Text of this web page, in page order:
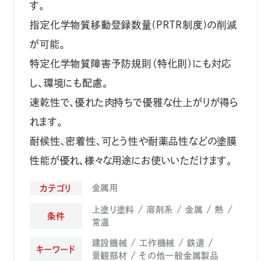
す。
指定化学物質移動登録数量(PRTR制度)の削減
が可能。
特定化学物質障害予防規則（特化則）にも対応
し、環境にも配慮。
速乾性で、優れた肉持ちで優雅な仕上がりが得ら
れます。
耐候性、密着性、可とう性や耐薬品性などの塗膜
性能が優れ、様々な用途にお使いいただけます。
カテゴリ 金属用
条件
上塗り塗料 溶剤系 金属
熱
常温
キーワード
建設機械 工作機械
鉄道
景観部材
その他一般金属製品